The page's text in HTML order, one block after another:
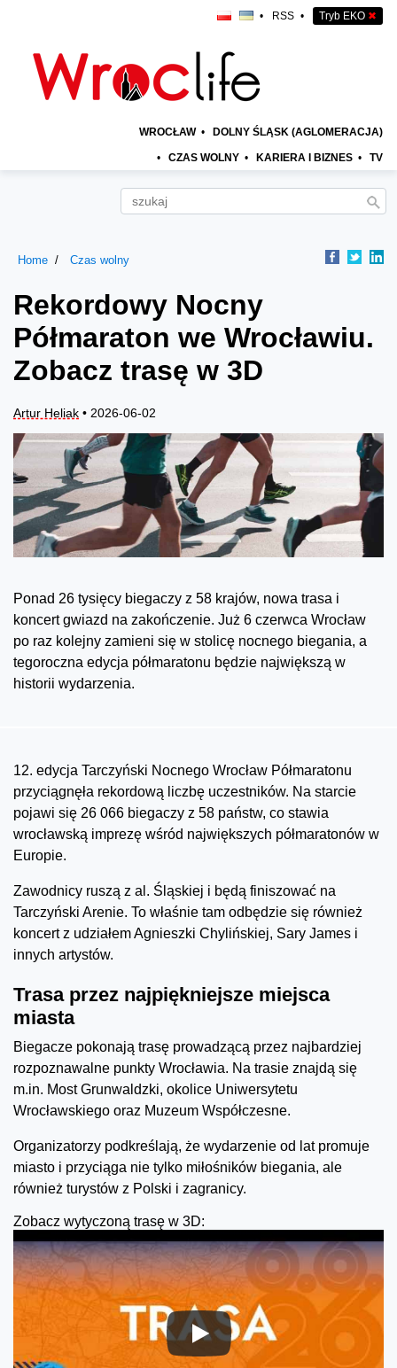
• RSS • Tryb EKO ✖
WROCŁAW • DOLNY ŚLĄSK (AGLOMERACJA)
• CZAS WOLNY • KARIERA I BIZNES • TV
Home Czas wolny
Rekordowy Nocny
Półmaraton we Wrocławiu.
Zobacz trasę w 3D
Artur Heliak • 2026-06-02
Ponad 26 tysięcy biegaczy z 58 krajów, nowa trasa i
koncert gwiazd na zakończenie. Już 6 czerwca Wrocław
po raz kolejny zamieni się w stolicę nocnego biegania, a
tegoroczna edycja półmaratonu będzie największą w
historii wydarzenia.
12. edycja Tarczyński Nocnego Wrocław Półmaratonu
przyciągnęła rekordową liczbę uczestników. Na starcie
pojawi się 26 066 biegaczy z 58 państw, co stawia
wrocławską imprezę wśród największych półmaratonów w
Europie.
Zawodnicy ruszą z al. Śląskiej i będą finiszować na
Tarczyński Arenie. To właśnie tam odbędzie się również
koncert z udziałem Agnieszki Chylińskiej, Sary James i
innych artystów.
Trasa przez najpiękniejsze miejsca
miasta
Biegacze pokonają trasę prowadzącą przez najbardziej
rozpoznawalne punkty Wrocławia. Na trasie znajdą się
m.in. Most Grunwaldzki, okolice Uniwersytetu
Wrocławskiego oraz Muzeum Współczesne.
Organizatorzy podkreślają, że wydarzenie od lat promuje
miasto i przyciąga nie tylko miłośników biegania, ale
również turystów z Polski i zagranicy.
Zobacz wytyczoną trasę w 3D: